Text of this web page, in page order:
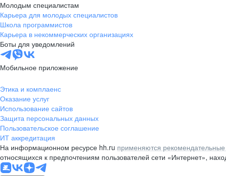
Молодым специалистам
Карьера для молодых специалистов
Школа программистов
Карьера в некоммерческих организациях
Боты для уведомлений
Мобильное приложение
Этика и комплаенс
Оказание услуг
Использование сайтов
Защита персональных данных
Пользовательское соглашение
ИТ аккредитация
На информационном ресурсе hh.ru применяются рекомендательные
относящихся к предпочтениям пользователей сети «Интернет»,